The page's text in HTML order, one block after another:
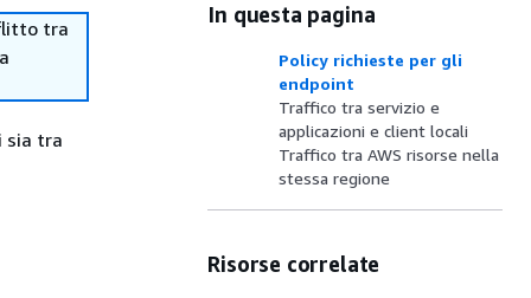
tra
sia tra
In questa pagina
Policy richieste per gli
endpoint
Traffico tra servizio e
applicazioni e client locali
Traffico tra AWS risorse nella
stessa regione
Risorse correlate